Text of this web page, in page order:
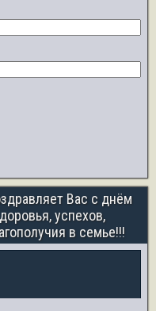
Вас с днём
успехов,
в семье!!!